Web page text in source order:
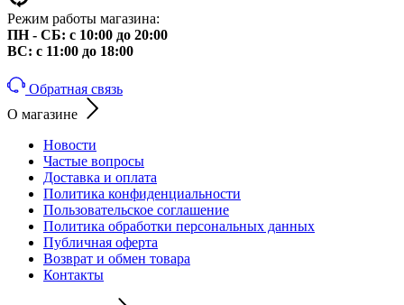
Режим работы магазина:
ПН - СБ: с 10:00 до 20:00
ВС: с 11:00 до 18:00
Обратная связь
О магазине
Новости
Частые вопросы
Доставка и оплата
Политика конфиденциальности
Пользовательское соглашение
Политика обработки персональных данных
Публичная оферта
Возврат и обмен товара
Контакты